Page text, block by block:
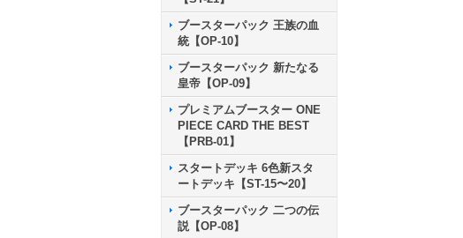
ブースターパック 王族の血
統【OP-10】
ブースターパック 新たなる
皇帝【OP-09】
プレミアムブースター ONE
PIECE CARD THE BEST
【PRB-01】
スタートデッキ 6色新スタ
ートデッキ【ST-15〜20】
ブースターパック 二つの伝
説【OP-08】